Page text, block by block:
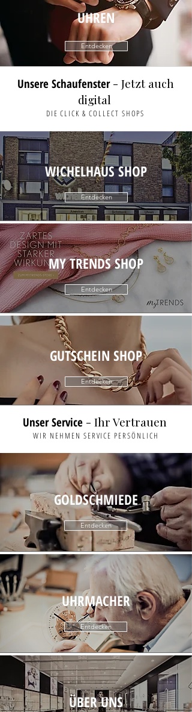
UHREN
Entdecken
Unsere Schaufenster- Jetzt auch
digital
DIE CLICK & COLLECT SHOPS
WICHELHAUS SHOP
Entdecken
MY TRENDS SHOP
Entdecken
GUTSCHEIN SHOP
Entdecken
Unser Service - Ihr Vertrauen
WIR NEHMEN SERVICE PERSÖNLICH
GOLDSCHMIEDE
Entdecken
UHRMACHER
Entdecken
ÜBER UNS